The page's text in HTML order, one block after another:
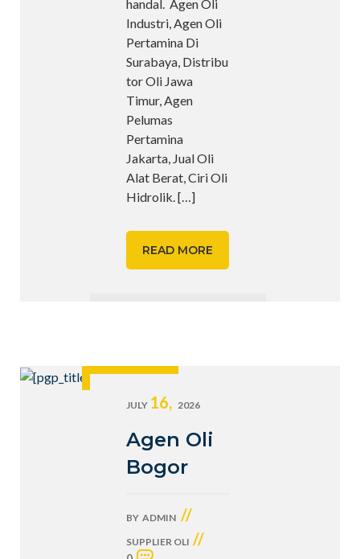
handal. Agen Oli
Industri, Agen Oli
Pertamina Di
Surabaya, Distribu
tor Oli Jawa
Timur, Agen
Pelumas
Pertamina
Jakarta, Jual Oli
Alat Berat, Ciri Oli
Hidrolik.[…]
READ MORE
JULY 16, 2026
Agen Oli
Bogor
BY ADMIN //
SUPPLIER OLI //